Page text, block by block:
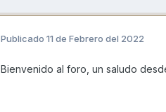
Publicado 11 de Febrero del 2022
Bienvenido al foro, un saludo